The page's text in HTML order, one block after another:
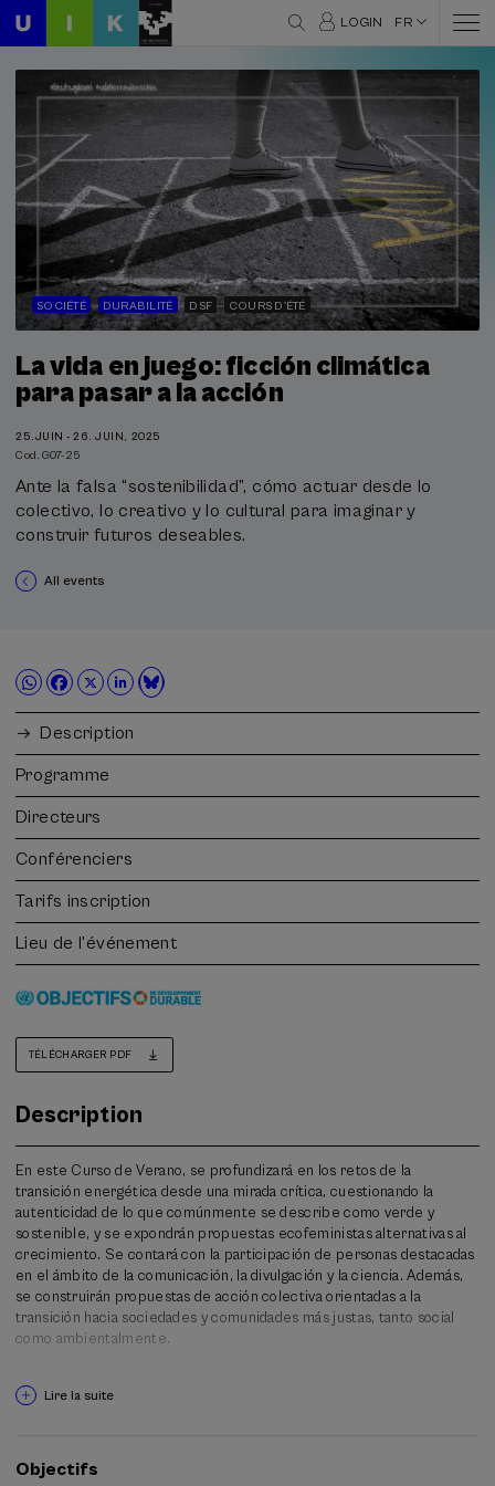
LOGIN FR
SOCIÉTÉ DURABILITÉ DSF COURS D'ÉTÉ
La vida en juego: ficción climática
para pasar a la acción
25.JUIN - 26. JUIN, 2025
Cod. G07-25
Ante la falsa “sostenibilidad”, cómo actuar desde lo
colectivo, lo creativo y lo cultural para imaginar y
construir futuros deseables.
All events
Description
Programme
Directeurs
Conférenciers
Tarifs inscription
Lieu de l'événement
TÉLÉCHARGER PDF
Description
En este Curso de Verano, se profundizará en los retos de la
transición energética desde una mirada crítica, cuestionando la
autenticidad de lo que comúnmente se describe como verde y
sostenible, y se expondrán propuestas ecofeministas alternativas al
crecimiento. Se contará con la participación de personas destacadas
en el ámbito de la comunicación, la divulgación y la ciencia. Además,
se construirán propuestas de acción colectiva orientadas a la
transición hacia sociedades y comunidades más justas, tanto social
como ambientalmente.
una dinámica innovadora denominada "Ficción Climática", donde
climática.
Lire la suite
Objectifs